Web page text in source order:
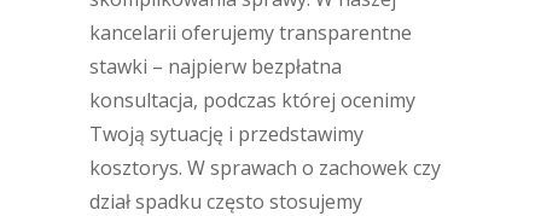
kancelarii oferujemy transparentne
stawki – najpierw bezpłatna
konsultacja, podczas której ocenimy
Twoją sytuację i przedstawimy
kosztorys. W sprawach o zachowek czy
dział spadku często stosujemy